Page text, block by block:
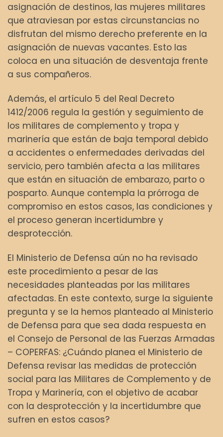
asignación de destinos, las mujeres militares
que atraviesan por estas circunstancias no
disfrutan del mismo derecho preferente en la
asignación de nuevas vacantes. Esto las
coloca en una situación de desventaja frente
a sus compañeros.
Además, el artículo 5 del Real Decreto
1412/2006 regula la gestión y seguimiento de
los militares de complemento y tropa y
marinería que están de baja temporal debido
a accidentes o enfermedades derivadas del
servicio, pero también afecta a las militares
que están en situación de embarazo, parto o
posparto. Aunque contempla la prórroga de
compromiso en estos casos, las condiciones y
el proceso generan incertidumbre y
desprotección.
El Ministerio de Defensa aún no ha revisado
este procedimiento a pesar de las
necesidades planteadas por las militares
afectadas. En este contexto, surge la siguiente
pregunta y se la hemos planteado al Ministerio
de Defensa para que sea dada respuesta en
el Consejo de Personal de las Fuerzas Armadas
– COPERFAS: ¿Cuándo planea el Ministerio de
Defensa revisar las medidas de protección
social para las Militares de Complemento y de
Tropa y Marinería, con el objetivo de acabar
con la desprotección y la incertidumbre que
sufren en estos casos?